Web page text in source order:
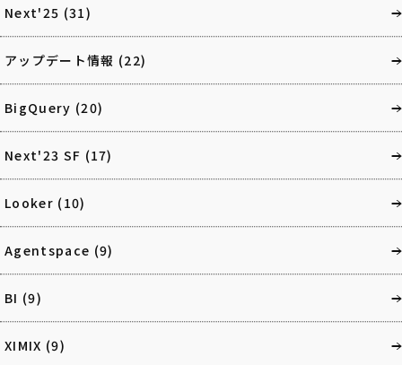
Next'25 (31)
アップデート情報 (22)
BigQuery (20)
Next'23 SF (17)
Looker (10)
Agentspace (9)
BI (9)
XIMIX (9)